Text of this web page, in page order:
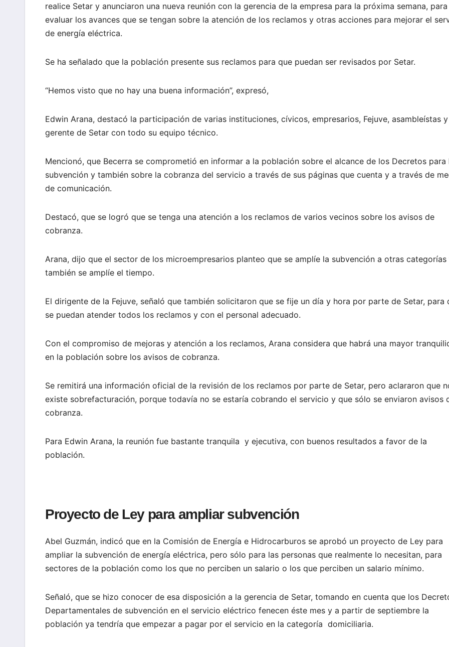
realice Setar y anunciaron una nueva reunión con la gerencia de la empresa para la próxima semana, para
evaluar los avances que se tengan sobre la atención de los reclamos y otras acciones para mejorar el
de energía eléctrica.
Se ha señalado que la población presente sus reclamos para que puedan ser revisados por Setar.
“Hemos visto que no hay una buena información”, expresó,
Edwin Arana, destacó la participación de varias instituciones, cívicos, empresarios, Fejuve, asambleístas
gerente de Setar con todo su equipo técnico.
Mencionó, que Becerra se comprometió en informar a la población sobre el alcance de los Decretos para
subvención y también sobre la cobranza del servicio a través de sus páginas que cuenta y a través de
de comunicación.
Destacó, que se logró que se tenga una atención a los reclamos de varios vecinos sobre los avisos de
cobranza.
Arana, dijo que el sector de los microempresarios planteo que se amplíe la subvención a otras categorías
también se amplíe el tiempo.
El dirigente de la Fejuve, señaló que también solicitaron que se fije un día y hora por parte de Setar, para
se puedan atender todos los reclamos y con el personal adecuado.
Con el compromiso de mejoras y atención a los reclamos, Arana considera que habrá una mayor
en la población sobre los avisos de cobranza.
Se remitirá una información oficial de la revisión de los reclamos por parte de Setar, pero aclararon que
existe sobrefacturación, porque todavía no se estaría cobrando el servicio y que sólo se enviaron avisos
cobranza.
Para Edwin Arana, la reunión fue bastante tranquila y ejecutiva, con buenos resultados a favor de la
población.
Proyecto de Ley para ampliar subvención
Abel Guzmán, indicó que en la Comisión de Energía e Hidrocarburos se aprobó un proyecto de Ley para
ampliar la subvención de energía eléctrica, pero sólo para las personas que realmente lo necesitan, para
sectores de la población como los que no perciben un salario o los que perciben un salario mínimo.
Señaló, que se hizo conocer de esa disposición a la gerencia de Setar, tomando en cuenta que los
Departamentales de subvención en el servicio eléctrico fenecen éste mes y a partir de septiembre la
población ya tendría que empezar a pagar por el servicio en la categoría domiciliaria.